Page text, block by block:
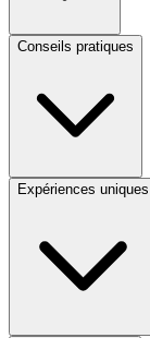
Conseils pratiques
Expériences uniques